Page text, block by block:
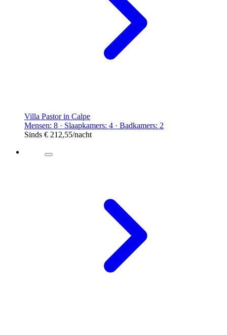
Villa Pastor in Calpe
Mensen: 8 · Slaapkamers: 4 · Badkamers: 2
Sinds € 212,55/nacht